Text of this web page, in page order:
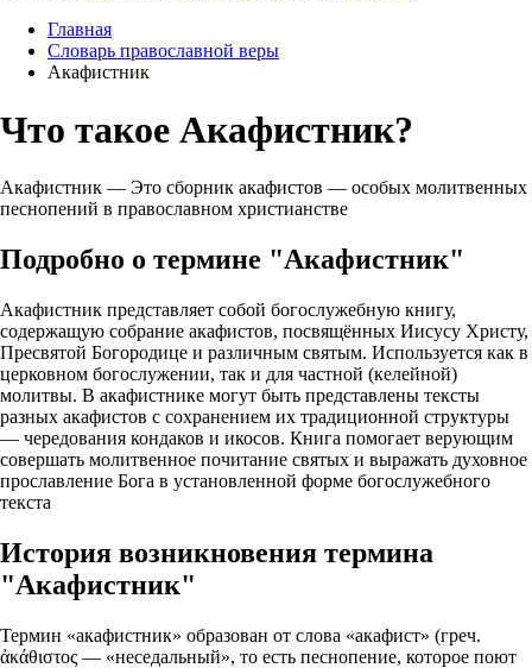
Главная
Словарь православной веры
Акафистник
Что такое Акафистник?
Акафистник — Это сборник акафистов — особых молитвенных
песнопений в православном христианстве
Подробно о термине "Акафистник"
Акафистник представляет собой богослужебную книгу,
содержащую собрание акафистов, посвящённых Иисусу Христу,
Пресвятой Богородице и различным святым. Используется как в
церковном богослужении, так и для частной (келейной)
молитвы. В акафистнике могут быть представлены тексты
разных акафистов с сохранением их традиционной структуры
— чередования кондаков и икосов. Книга помогает верующим
совершать молитвенное почитание святых и выражать духовное
прославление Бога в установленной форме богослужебного
текста
История возникновения термина
"Акафистник"
Термин «акафистник» образован от слова «акафист» (греч.
ἀκάθιστος — «неседальный», то есть песнопение, которое поют